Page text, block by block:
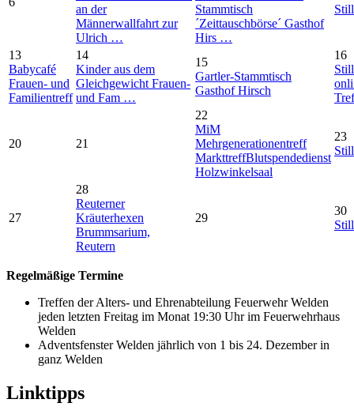
an der
Männerwallfahrt zur
Ulrich …
Stammtisch
´Zeittauschbörse´ Gasthof
Hirs …
13
Babycafé
Frauen- und
Familientreff
14
Kinder aus dem
Gleichgewicht Frauen-
und Fam …
15
Gartler-Stammtisch
Gasthof Hirsch
16
20 21
22
MiM
Mehrgenerationentreff
MarkttreffBlutspendedienst
Holzwinkelsaal
23
27
28
Reuterner
Kräuterhexen
Brummsarium,
Reutern
29
30
Regelmäßige Termine
Treffen der Alters- und Ehrenabteilung Feuerwehr Welden
jeden letzten Freitag im Monat 19:30 Uhr im Feuerwehrhaus
Welden
Adventsfenster Welden jährlich von 1 bis 24. Dezember in
ganz Welden
Linktipps